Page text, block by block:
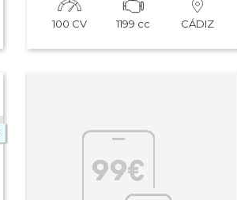
100 CV 1199 cc CÁDIZ